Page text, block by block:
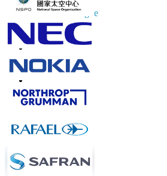
Faites confiance en ligne